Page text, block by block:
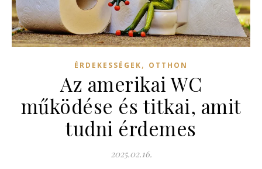
ÉRDEKESSÉGEK, OTTHON
Az amerikai WC
működése és titkai, amit
tudni érdemes
2025.02.16.